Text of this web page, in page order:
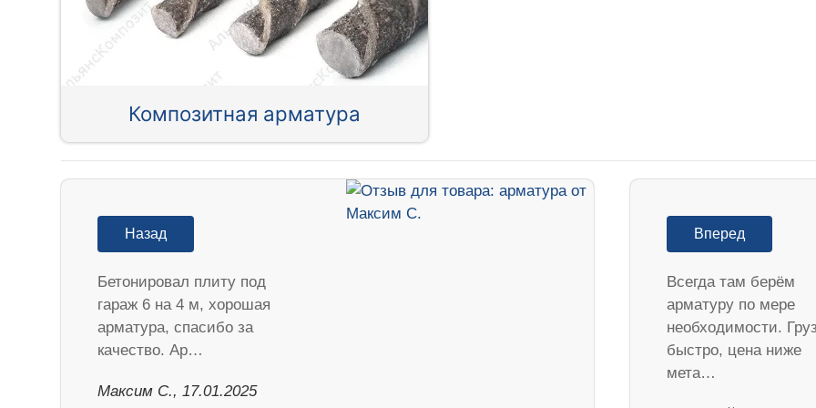
Композитная арматура
Назад
Бетонировал плиту под
гараж 6 на 4 м, хорошая
арматура, спасибо за
качество. Ар…
Максим С., 17.01.2025
Вперед
Всегда там берём
арматуру по мере
необходимости.
быстро, цена ниже
мета…